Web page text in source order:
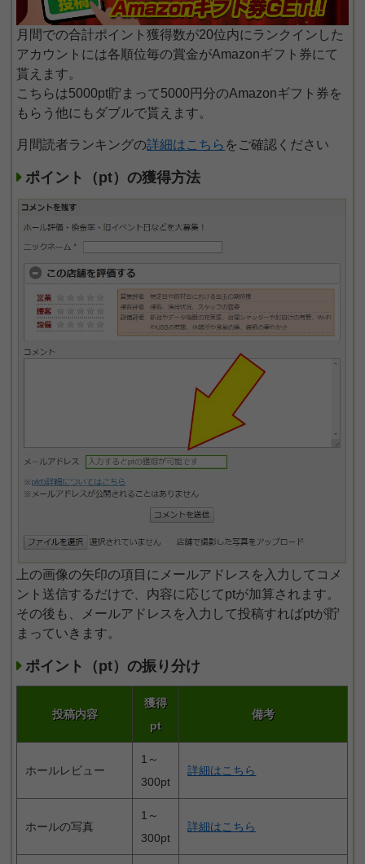
月間での合計ポイント獲得数が20位内にランクインした
アカウントには各順位毎の賞金がAmazonギフト券にて
貰えます。
こちらは5000pt貯まって5000円分のAmazonギフト券を
もらう他にもダブルで貰えます。
月間読者ランキングの詳細はこちら をご確認ください
ポイント（pt）の獲得方法
上の画像の矢印の項目にメールアドレスを入力してコメ
ント送信するだけで、内容に応じてptが加算されます。
その後も、メールアドレスを入力して投稿すればptが貯
まっていきます。
ポイント（pt）の振り分け
投稿内容
獲得
pt
備考
ホールレビュー
1～
300pt
詳細はこちら
ホールの写真
1～
300pt
詳細はこちら